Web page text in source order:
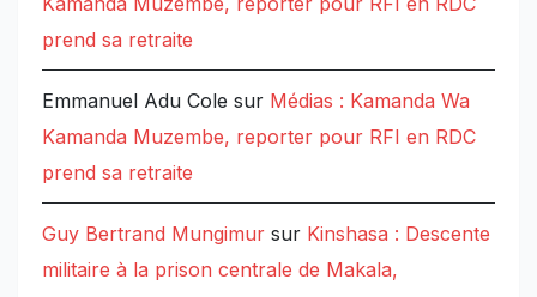
prend sa retraite
Emmanuel Adu Cole sur Médias : Kamanda Wa
Kamanda Muzembe, reporter pour RFI en RDC
prend sa retraite
Guy Bertrand Mungimur sur Kinshasa : Descente
militaire à la prison centrale de Makala,